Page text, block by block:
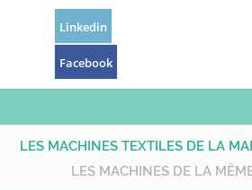
Linkedin
Facebook
LES MACHINES TEXTILES DE LA
LES MACHINES DE LA